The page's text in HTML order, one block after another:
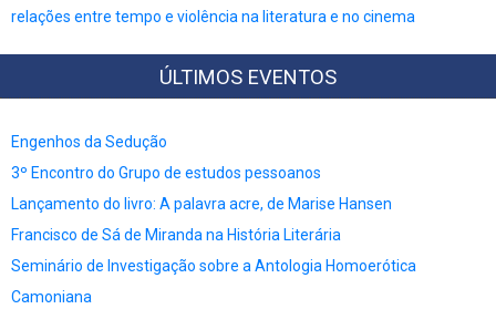
relações entre tempo e violência na literatura e no cinema
ÚLTIMOS EVENTOS
Engenhos da Sedução
3º Encontro do Grupo de estudos pessoanos
Lançamento do livro: A palavra acre, de Marise Hansen
Francisco de Sá de Miranda na História Literária
Seminário de Investigação sobre a Antologia Homoerótica
Camoniana